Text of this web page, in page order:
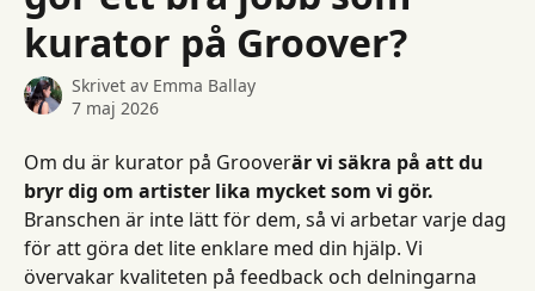
kurator på Groover?
Skrivet av Emma Ballay
7 maj 2026
Om du är kurator på Grooverär vi säkra på att du
bryr dig om artister lika mycket som vi gör.
Branschen är inte lätt för dem, så vi arbetar varje dag
för att göra det lite enklare med din hjälp. Vi
övervakar kvaliteten på feedback och delningarna